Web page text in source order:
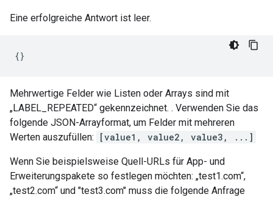
Eine erfolgreiche Antwort ist leer.
Mehrwertige Felder wie Listen oder Arrays sind mit
„LABEL_REPEATED“ gekennzeichnet. . Verwenden Sie das
folgende JSON-Arrayformat, um Felder mit mehreren
Werten auszufüllen:
[value1, value2, value3, ...]
Wenn Sie beispielsweise Quell-URLs für App- und
Erweiterungspakete so festlegen möchten: „test1.com“,
„test2.com“ und "test3.com" muss die folgende Anfrage